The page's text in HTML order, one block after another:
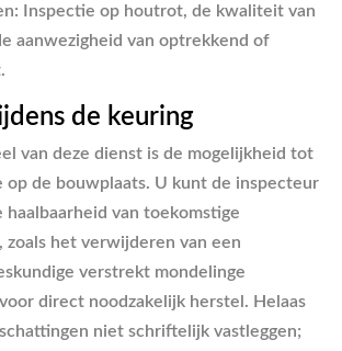
Inspectie op houtrot, de kwaliteit van
aanwezigheid van optrekkend of
de keuring
van deze dienst is de mogelijkheid tot
de bouwplaats. U kunt de inspecteur
haalbaarheid van toekomstige
zoals het verwijderen van een
verstrekt mondelinge
direct noodzakelijk herstel. Helaas
niet schriftelijk vastleggen;